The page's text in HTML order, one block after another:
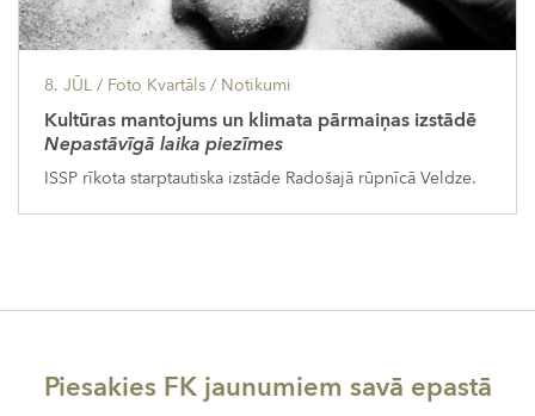
8. JŪL / Foto Kvartāls / Notikumi
Kultūras mantojums un klimata pārmaiņas izstādē
Nepastāvīgā laika piezīmes
ISSP rīkota starptautiska izstāde Radošajā rūpnīcā Veldze.
Piesakies FK jaunumiem savā epastā